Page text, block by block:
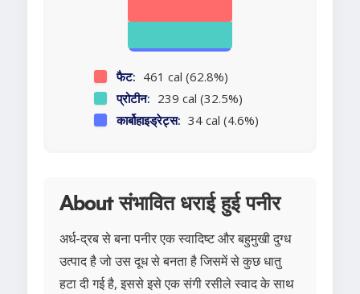
फैट: 461 cal (62.8%)
प्रोटीन: 239 cal (32.5%)
कार्बोहाइड्रेट्स: 34 cal (4.6%)
About संभावित धराई हुई पनीर
अर्ध-द्रब से बना पनीर एक स्वादिष्ट और बहुमुखी दुग्ध
उत्पाद है जो उस दूध से बनता है जिसमें से कुछ धातु
हटा दी गई है, इससे इसे एक संगी रसीले स्वाद के साथ